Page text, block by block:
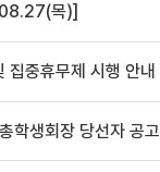
목)]
중휴무제 시행 안내
학생회장 당선자 공고